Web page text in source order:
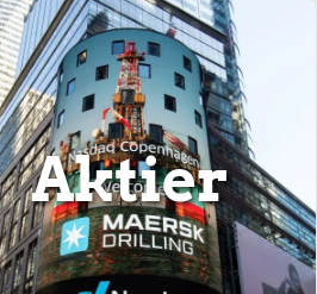
Aktier